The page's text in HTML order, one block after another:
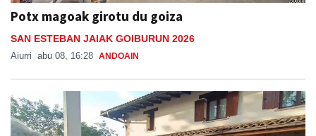
Potx magoak girotu du goiza
SAN ESTEBAN JAIAK GOIBURUN 2026
Aiurri abu 08, 16:28 ANDOAIN